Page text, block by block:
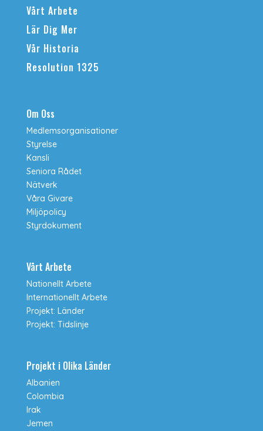
Vårt Arbete
Lär Dig Mer
Vår Historia
Resolution 1325
Om Oss
Medlemsorganisationer
Styrelse
Kansli
Seniora Rådet
Nätverk
Våra Givare
Miljöpolicy
Styrdokument
Vårt Arbete
Nationellt Arbete
Internationellt Arbete
Projekt: Länder
Projekt: Tidslinje
Projekt i Olika Länder
Albanien
Colombia
Irak
Jemen